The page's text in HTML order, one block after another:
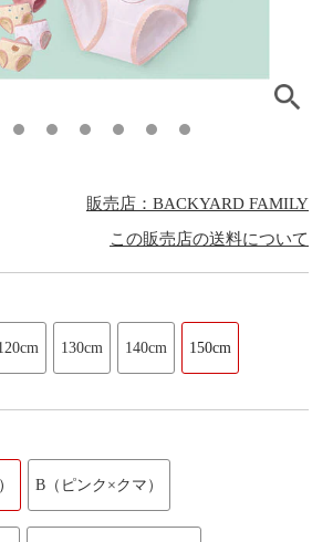
販売店：BACKYARD FAMILY
この販売店の送料について
130cm 140cm 150cm
B（ピンク×クマ）